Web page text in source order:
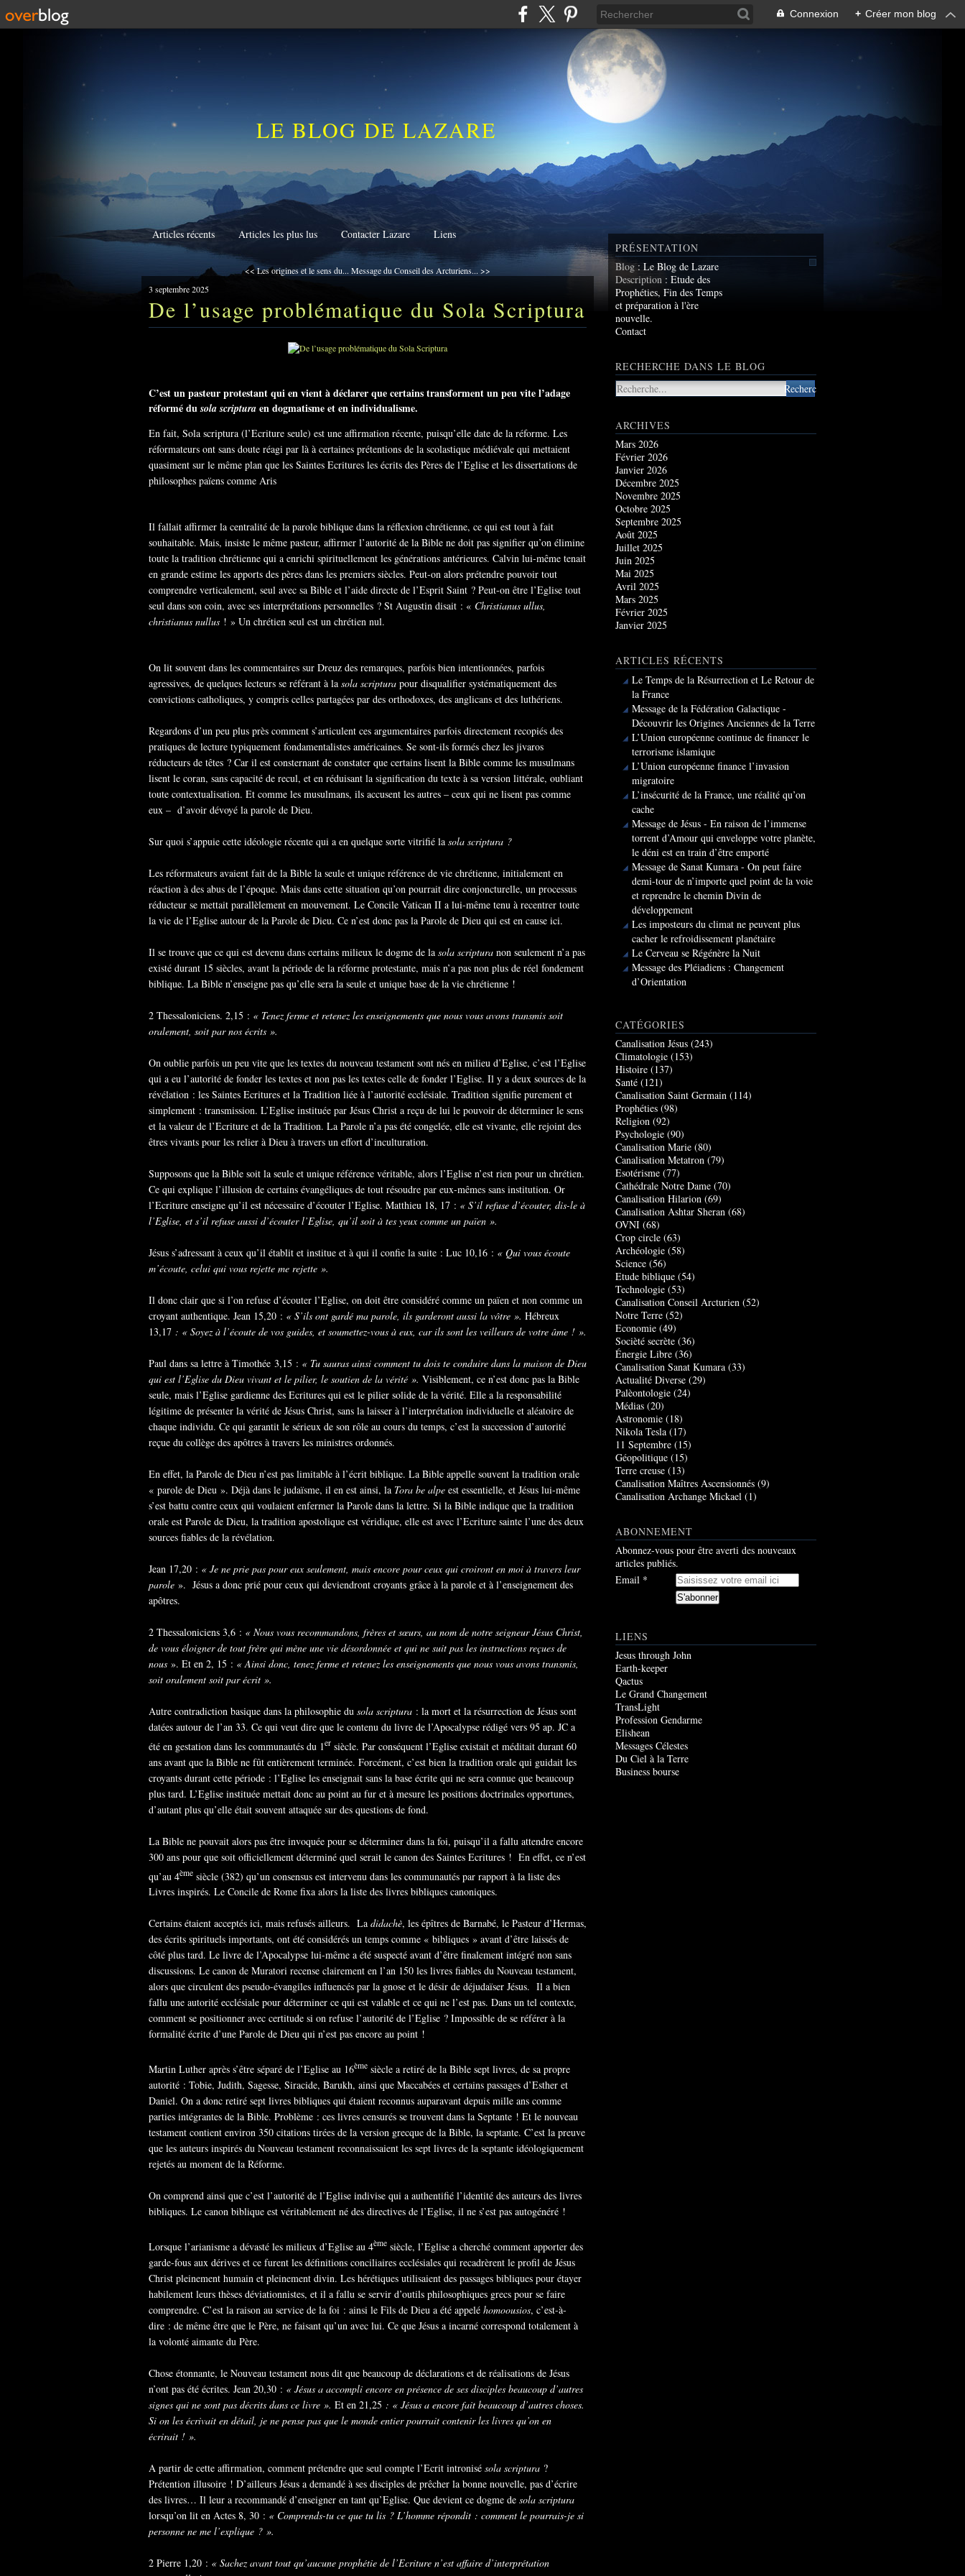
Connexion + Créer mon blog
LE BLOG DE LAZARE
Articles récents Articles les plus lus Contacter Lazare Liens
<< Les origines et le sens du... Message du Conseil des Arcturiens... >>
3 septembre 2025
De l’usage problématique du Sola Scriptura
C’est un pasteur protestant qui en vient à déclarer que certains transforment un peu vite l’adage
réformé dusola scriptura en dogmatisme et en individualisme.
En fait, Sola scriptura (l’Ecriture seule) est une affirmation récente, puisqu’elle date de la réforme. Les
réformateurs ont sans doute réagi par là à certaines prétentions de la scolastique médiévale qui mettaient
quasiment sur le même plan que les Saintes Ecritures les écrits des Pères de l’Eglise et les dissertations de
philosophes païens comme Aris
Il fallait affirmer la centralité de la parole biblique dans la réflexion chrétienne, ce qui est tout à fait
souhaitable. Mais, insiste le même pasteur, affirmer l’autorité de la Bible ne doit pas signifier qu’on élimine
toute la tradition chrétienne qui a enrichi spirituellement les générations antérieures. Calvin lui-même tenait
en grande estime les apports des pères dans les premiers siècles. Peut-on alors prétendre pouvoir tout
comprendre verticalement, seul avec sa Bible et l’aide directe de l’Esprit Saint ? Peut-on être l’Eglise tout
seul dans son coin, avec ses interprétations personnelles ? St Augustin disait : « Christianus ullus,
christianus nullus ! » Un chrétien seul est un chrétien nul.
On lit souvent dans les commentaires sur Dreuz des remarques, parfois bien intentionnées, parfois
agressives, de quelques lecteurs se référant à la sola scriptura pour disqualifier systématiquement des
convictions catholiques, y compris celles partagées par des orthodoxes, des anglicans et des luthériens.
Regardons d’un peu plus près comment s’articulent ces argumentaires parfois directement recopiés des
pratiques de lecture typiquement fondamentalistes américaines. Se sont-ils formés chez les jivaros
réducteurs de têtes ? Car il est consternant de constater que certains lisent la Bible comme les musulmans
lisent le coran, sans capacité de recul, et en réduisant la signification du texte à sa version littérale, oubliant
toute contextualisation. Et comme les musulmans, ils accusent les autres – ceux qui ne lisent pas comme
eux – d’avoir dévoyé la parole de Dieu.
Sur quoi s’appuie cette idéologie récente qui a en quelque sorte vitrifié la sola scriptura ?
Les réformateurs avaient fait de la Bible la seule et unique référence de vie chrétienne, initialement en
réaction à des abus de l’époque. Mais dans cette situation qu’on pourrait dire conjoncturelle, un processus
réducteur se mettait parallèlement en mouvement. Le Concile Vatican II a lui-même tenu à recentrer toute
la vie de l’Eglise autour de la Parole de Dieu. Ce n’est donc pas la Parole de Dieu qui est en cause ici.
Il se trouve que ce qui est devenu dans certains milieux le dogme de la sola scriptura non seulement n’a pas
existé durant 15 siècles, avant la période de la réforme protestante, mais n’a pas non plus de réel fondement
biblique. La Bible n’enseigne pas qu’elle sera la seule et unique base de la vie chrétienne !
2 Thessaloniciens. 2,15 : « Tenez ferme et retenez les enseignements que nous vous avons transmis soit
oralement, soit par nos écrits ».
On oublie parfois un peu vite que les textes du nouveau testament sont nés en milieu d’Eglise, c’est l’Eglise
qui a eu l’autorité de fonder les textes et non pas les textes celle de fonder l’Eglise. Il y a deux sources de la
révélation : les Saintes Ecritures et la Tradition liée à l’autorité ecclésiale. Tradition signifie purement et
simplement : transmission. L’Eglise instituée par Jésus Christ a reçu de lui le pouvoir de déterminer le sens
et la valeur de l’Ecriture et de la Tradition. La Parole n’a pas été congelée, elle est vivante, elle rejoint des
êtres vivants pour les relier à Dieu à travers un effort d’inculturation.
Supposons que la Bible soit la seule et unique référence véritable, alors l’Eglise n’est rien pour un chrétien.
Ce qui explique l’illusion de certains évangéliques de tout résoudre par eux-mêmes sans institution. Or
l’Ecriture enseigne qu’il est nécessaire d’écouter l’Eglise. Matthieu 18, 17 : « S’il refuse d’écouter, dis-le à
l’Eglise, et s’il refuse aussi d’écouter l’Eglise, qu’il soit à tes yeux comme un païen ».
Jésus s’adressant à ceux qu’il établit et institue et à qui il confie la suite : Luc 10,16 : « Qui vous écoute
m’écoute, celui qui vous rejette me rejette ».
Il donc clair que si l’on refuse d’écouter l’Eglise, on doit être considéré comme un païen et non comme un
croyant authentique. Jean 15,20 : « S’ils ont gardé ma parole, ils garderont aussi la vôtre ». Hébreux
13,17 : « Soyez à l’écoute de vos guides, et soumettez-vous à eux, car ils sont les veilleurs de votre âme ! ».
Paul dans sa lettre à Timothée 3,15 : « Tu sauras ainsi comment tu dois te conduire dans la maison de Dieu
qui est l’Eglise du Dieu vivant et le pilier, le soutien de la vérité ». Visiblement, ce n’est donc pas la Bible
seule, mais l’Eglise gardienne des Ecritures qui est le pilier solide de la vérité. Elle a la responsabilité
légitime de présenter la vérité de Jésus Christ, sans la laisser à l’interprétation individuelle et aléatoire de
chaque individu. Ce qui garantit le sérieux de son rôle au cours du temps, c’est la succession d’autorité
reçue du collège des apôtres à travers les ministres ordonnés.
En effet, la Parole de Dieu n’est pas limitable à l’écrit biblique. La Bible appelle souvent la tradition orale
« parole de Dieu ». Déjà dans le judaïsme, il en est ainsi, la Tora be alpe est essentielle, et Jésus lui-même
s’est battu contre ceux qui voulaient enfermer la Parole dans la lettre. Si la Bible indique que la tradition
orale est Parole de Dieu, la tradition apostolique est véridique, elle est avec l’Ecriture sainte l’une des deux
sources fiables de la révélation.
Jean 17,20 : « Je ne prie pas pour eux seulement, mais encore pour ceux qui croiront en moi à travers leur
parole ». Jésus a donc prié pour ceux qui deviendront croyants grâce à la parole et à l’enseignement des
apôtres.
2 Thessaloniciens 3,6 : « Nous vous recommandons, frères et sœurs, au nom de notre seigneur Jésus Christ,
de vous éloigner de tout frère qui mène une vie désordonnée et qui ne suit pas les instructions reçues de
nous ». Et en 2, 15 : « Ainsi donc, tenez ferme et retenez les enseignements que nous vous avons transmis,
soit oralement soit par écrit ».
Autre contradiction basique dans la philosophie du sola scriptura : la mort et la résurrection de Jésus sont
datées autour de l’an 33. Ce qui veut dire que le contenu du livre de l’Apocalypse rédigé vers 95 ap. JC a
été en gestation dans les communautés du 1er siècle. Par conséquent l’Eglise existait et méditait durant 60
ans avant que la Bible ne fût entièrement terminée. Forcément, c’est bien la tradition orale qui guidait les
croyants durant cette période : l’Eglise les enseignait sans la base écrite qui ne sera connue que beaucoup
plus tard. L’Eglise instituée mettait donc au point au fur et à mesure les positions doctrinales opportunes,
d’autant plus qu’elle était souvent attaquée sur des questions de fond.
La Bible ne pouvait alors pas être invoquée pour se déterminer dans la foi, puisqu’il a fallu attendre encore
300 ans pour que soit officiellement déterminé quel serait le canon des Saintes Ecritures ! En effet, ce n’est
qu’au 4ème siècle (382) qu’un consensus est intervenu dans les communautés par rapport à la liste des
Livres inspirés. Le Concile de Rome fixa alors la liste des livres bibliques canoniques.
Certains étaient acceptés ici, mais refusés ailleurs. La didachè, les épîtres de Barnabé, le Pasteur d’Hermas,
des écrits spirituels importants, ont été considérés un temps comme « bibliques » avant d’être laissés de
côté plus tard. Le livre de l’Apocalypse lui-même a été suspecté avant d’être finalement intégré non sans
discussions. Le canon de Muratori recense clairement en l’an 150 les livres fiables du Nouveau testament,
alors que circulent des pseudo-évangiles influencés par la gnose et le désir de déjudaïser Jésus. Il a bien
fallu une autorité ecclésiale pour déterminer ce qui est valable et ce qui ne l’est pas. Dans un tel contexte,
comment se positionner avec certitude si on refuse l’autorité de l’Eglise ? Impossible de se référer à la
formalité écrite d’une Parole de Dieu qui n’est pas encore au point !
Martin Luther après s’être séparé de l’Eglise au 16ème siècle a retiré de la Bible sept livres, de sa propre
autorité : Tobie, Judith, Sagesse, Siracide, Barukh, ainsi que Maccabées et certains passages d’Esther et
Daniel. On a donc retiré sept livres bibliques qui étaient reconnus auparavant depuis mille ans comme
parties intégrantes de la Bible. Problème : ces livres censurés se trouvent dans la Septante ! Et le nouveau
testament contient environ 350 citations tirées de la version grecque de la Bible, la septante. C’est la preuve
que les auteurs inspirés du Nouveau testament reconnaissaient les sept livres de la septante idéologiquement
rejetés au moment de la Réforme.
On comprend ainsi que c’est l’autorité de l’Eglise indivise qui a authentifié l’identité des auteurs des livres
bibliques. Le canon biblique est véritablement né des directives de l’Eglise, il ne s’est pas autogénéré !
Lorsque l’arianisme a dévasté les milieux d’Eglise au 4ème siècle, l’Eglise a cherché comment apporter des
garde-fous aux dérives et ce furent les définitions conciliaires ecclésiales qui recadrèrent le profil de Jésus
Christ pleinement humain et pleinement divin. Les hérétiques utilisaient des passages bibliques pour étayer
habilement leurs thèses déviationnistes, et il a fallu se servir d’outils philosophiques grecs pour se faire
comprendre. C’est la raison au service de la foi : ainsi le Fils de Dieu a été appelé homoousios, c’est-à-
dire : de même être que le Père, ne faisant qu’un avec lui. Ce que Jésus a incarné correspond totalement à
la volonté aimante du Père.
Chose étonnante, le Nouveau testament nous dit que beaucoup de déclarations et de réalisations de Jésus
n’ont pas été écrites. Jean 20,30 : « Jésus a accompli encore en présence de ses disciples beaucoup d’autres
signes qui ne sont pas décrits dans ce livre ». Et en 21,25 : « Jésus a encore fait beaucoup d’autres choses.
Si on les écrivait en détail, je ne pense pas que le monde entier pourrait contenir les livres qu’on en
écrirait ! ».
A partir de cette affirmation, comment prétendre que seul compte l’Ecrit intronisé sola scriptura ?
Prétention illusoire ! D’ailleurs Jésus a demandé à ses disciples de prêcher la bonne nouvelle, pas d’écrire
des livres… Il leur a recommandé d’enseigner en tant qu’Eglise. Que devient ce dogme de sola scriptura
lorsqu’on lit en Actes 8, 30 : « Comprends-tu ce que tu lis ? L’homme répondit : comment le pourrais-je si
personne ne me l’explique ? ».
2 Pierre 1,20 : « Sachez avant tout qu’aucune prophétie de l’Ecriture n’est affaire d’interprétation
PRÉSENTATION
Blog : Le Blog de Lazare
Description : Etude des
Prophéties, Fin des Temps
et préparation à l'ère
nouvelle.
Contact
RECHERCHE DANS LE BLOG
ARCHIVES
Mars 2026
Février 2026
Janvier 2026
Décembre 2025
Novembre 2025
Octobre 2025
Septembre 2025
Août 2025
Juillet 2025
Juin 2025
Mai 2025
Avril 2025
Mars 2025
Février 2025
Janvier 2025
ARTICLES RÉCENTS
Le Temps de la Résurrection et Le Retour de
la France
Message de la Fédération Galactique -
Découvrir les Origines Anciennes de la Terre
L’Union européenne continue de financer le
terrorisme islamique
L’Union européenne finance l’invasion
migratoire
L’insécurité de la France, une réalité qu’on
cache
Message de Jésus - En raison de l’immense
torrent d’Amour qui enveloppe votre planète,
le déni est en train d’être emporté
Message de Sanat Kumara - On peut faire
demi-tour de n’importe quel point de la voie
et reprendre le chemin Divin de
développement
Les imposteurs du climat ne peuvent plus
cacher le refroidissement planétaire
Le Cerveau se Régénère la Nuit
Message des Pléiadiens : Changement
d’Orientation
CATÉGORIES
Canalisation Jésus (243)
Climatologie (153)
Histoire (137)
Santé (121)
Canalisation Saint Germain (114)
Prophéties (98)
Religion (92)
Psychologie (90)
Canalisation Marie (80)
Canalisation Metatron (79)
Esotérisme (77)
Cathédrale Notre Dame (70)
Canalisation Hilarion (69)
Canalisation Ashtar Sheran (68)
OVNI (68)
Crop circle (63)
Archéologie (58)
Science (56)
Etude biblique (54)
Technologie (53)
Canalisation Conseil Arcturien (52)
Notre Terre (52)
Economie (49)
Socièté secrète (36)
Énergie Libre (36)
Canalisation Sanat Kumara (33)
Actualité Diverse (29)
Palèontologie (24)
Médias (20)
Astronomie (18)
Nikola Tesla (17)
11 Septembre (15)
Géopolitique (15)
Terre creuse (13)
Canalisation Maîtres Ascensionnés (9)
Canalisation Archange Mickael (1)
ABONNEMENT
Abonnez-vous pour être averti des nouveaux
articles publiés.
Email
LIENS
Jesus through John
Earth-keeper
Qactus
Le Grand Changement
TransLight
Profession Gendarme
Elishean
Messages Célestes
Du Ciel à la Terre
Business bourse